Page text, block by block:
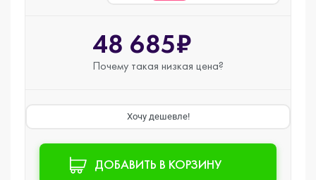
48 685₽
Почему такая низкая цена?
Хочу дешевле!
ДОБАВИТЬ В КОРЗИНУ